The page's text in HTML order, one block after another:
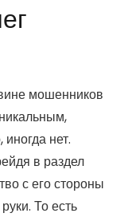
мошенников
нет.
в раздел
с его стороны
То есть